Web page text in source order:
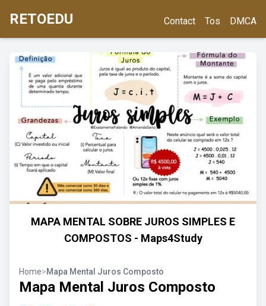
RETOEDU Contact Tos DMCA
MAPA MENTAL SOBRE JUROS SIMPLES E
COMPOSTOS - Maps4Study
Home>Mapa Mental Juros Composto
Mapa Mental Juros Composto